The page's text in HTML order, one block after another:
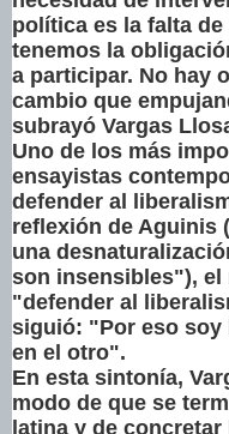
política es la falta
tenemos la
a participar. No hay
cambio que
subrayó Vargas
Uno de los más
ensayistas
defender al
reflexión de Aguinis
una
son insensibles"),
"defender al
siguió: "Por eso soy
en el otro".
En esta sintonía,
modo de que se
latina y de